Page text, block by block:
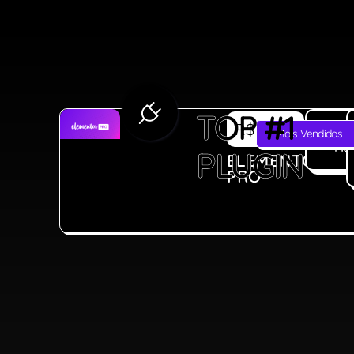
Mais Vendidos
TOP
#1
R$33,90
ELEMENTOR
PRO
Saiba